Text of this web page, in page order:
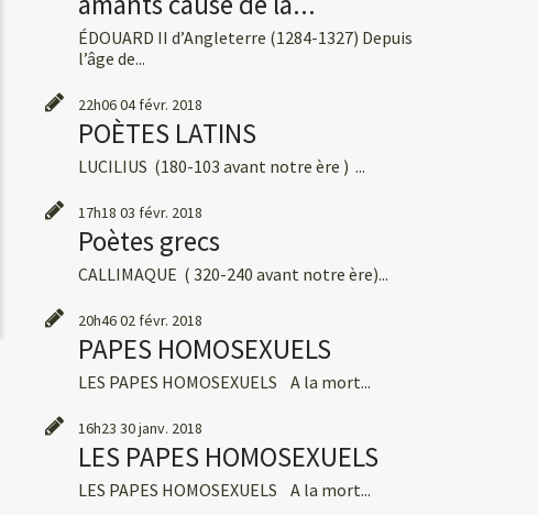
ÉDOUARD II d’Angleterre (1284-1327) Depuis
l’âge de...
22h0604 févr. 2018
POÈTES LATINS
LUCILIUS (180-103 avant notre ère ) ...
17h18 03 févr. 2018
Poètes grecs
CALLIMAQUE ( 320-240 avant notre ère)...
20h4602 févr. 2018
PAPES HOMOSEXUELS
LES PAPES HOMOSEXUELS A la mort...
16h23 30janv. 2018
LES PAPES HOMOSEXUELS
LES PAPES HOMOSEXUELS A la mort...